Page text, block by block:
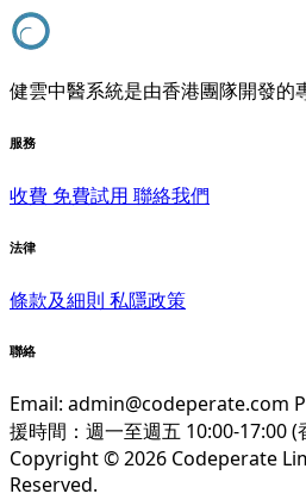
健雲中醫系統是由香港團隊開發的
服務
收費 免費試用 聯絡我們
法律
條款及細則 私隱政策
聯絡
Email: admin@codeperate.com
援時間：週一至週五 10:00-17:00 (
Copyright © 2026 Codeperate
Reserved.